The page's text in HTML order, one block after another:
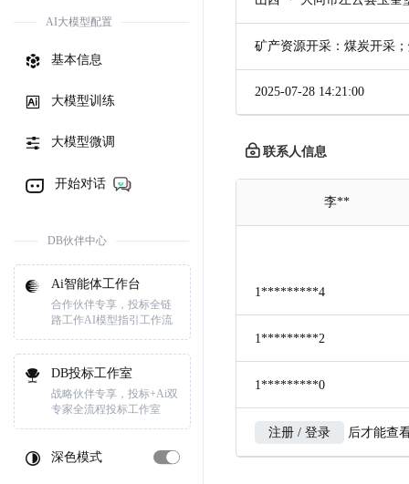
AI大模型配置
基本信息
大模型训练
大模型微调
开始对话
DB伙伴中心
Ai智能体工作台
合作伙伴专享，投标全链
路工作AI模型指引工作流
DB投标工作室
战略伙伴专享，投标+Ai双
专家全流程投标工作室
深色模式
矿产资源开采：煤炭开采
2025-07-28 14:21:00
联系人信息
李**
1*********4
1*********2
1*********0
注册 / 登录 后才能查